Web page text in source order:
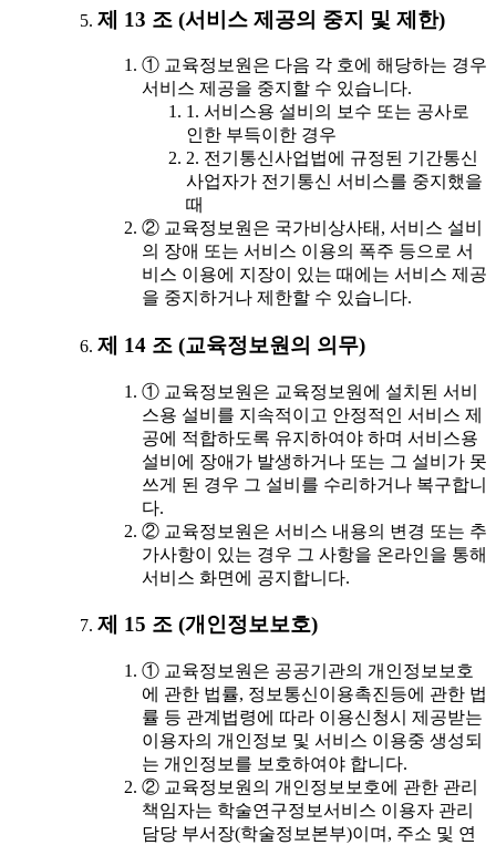
제 13 조 (서비스 제공의 중지 및 제한)
① 교육정보원은 다음 각 호에 해당하는 경우
서비스 제공을 중지할 수 있습니다.
1. 서비스용 설비의 보수 또는 공사로
인한 부득이한 경우
2. 전기통신사업법에 규정된 기간통신
사업자가 전기통신 서비스를 중지했을
때
② 교육정보원은 국가비상사태, 서비스 설비
의 장애 또는 서비스 이용의 폭주 등으로 서
비스 이용에 지장이 있는 때에는 서비스 제공
을 중지하거나 제한할 수 있습니다.
제 14 조 (교육정보원의 의무)
① 교육정보원은 교육정보원에 설치된 서비
스용 설비를 지속적이고 안정적인 서비스 제
공에 적합하도록 유지하여야 하며 서비스용
설비에 장애가 발생하거나 또는 그 설비가 못
쓰게 된 경우 그 설비를 수리하거나 복구합니
다.
② 교육정보원은 서비스 내용의 변경 또는 추
가사항이 있는 경우 그 사항을 온라인을 통해
서비스 화면에 공지합니다.
제 15 조 (개인정보보호)
① 교육정보원은 공공기관의 개인정보보호
에 관한 법률, 정보통신이용촉진등에 관한 법
률 등 관계법령에 따라 이용신청시 제공받는
이용자의 개인정보 및 서비스 이용중 생성되
는 개인정보를 보호하여야 합니다.
② 교육정보원의 개인정보보호에 관한 관리
책임자는 학술연구정보서비스 이용자 관리
담당 부서장(학술정보본부)이며, 주소 및 연